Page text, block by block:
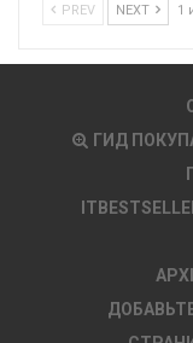
PREV NEXT 1
ГИД